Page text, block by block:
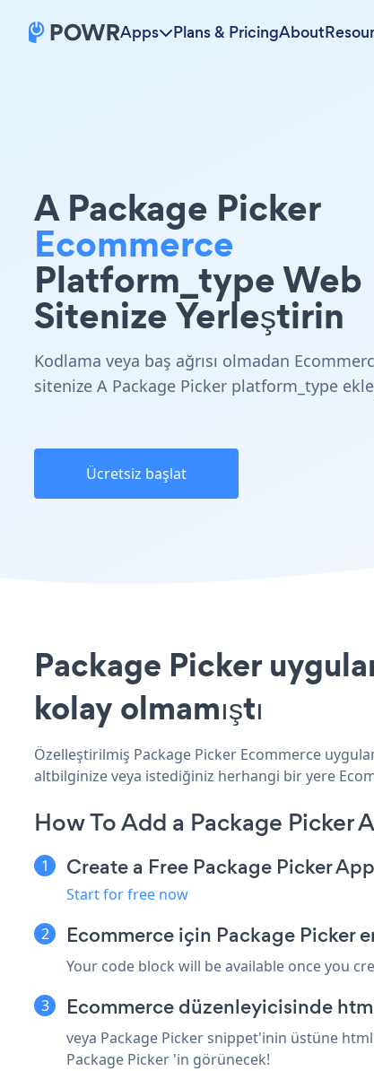
Apps Plans & PricingAbout
A Package Picker
Ecommerce
Platform_type Web
Sitenize Yerleştirin
Kodlama veya baş ağrısı olmadan
sitenize A Package Picker platform_type
Ücretsiz başlat
Package Picker
kolay olmamıştı
Özelleştirilmiş Package Picker Ecommerce
altbilginize veya istediğiniz herhangi bir yere
How To Add a Package Picker
Create a Free Package Picker App
Start for free now
Ecommerce için Package Picker
Your code block will be available once you
Ecommerce düzenleyicisinde
veya Package Picker snippet'inin üstüne
Package Picker 'in görünecek!